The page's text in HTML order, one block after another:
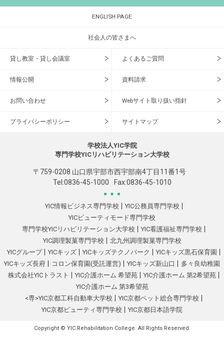
ENGLISH PAGE
社会人の皆さまへ
貸し教室・貸し会議室 よくあるご質問
情報公開 資料請求
お問い合わせ Webサイト取り扱い指針
プライバシーポリシー サイトマップ
学校法人YIC学院
専門学校YICリハビリテーション大学校
〒759-0208 山口県宇部市西宇部南4丁目11番1号
Tel:0836-45-1000 Fax:0836-45-1010
YIC情報ビジネス専門学校
YIC公務員専門学校
YICビューティモード専門学校
専門学校YICリハビリテーション大学校
YIC看護福祉専門学校
YIC調理製菓専門学校
北九州調理製菓専門学校
YICグループ
YICキッズ YICキッズテクノパーク
YICキッズ黒石保育園
YICキッズ長府
コロン保育園(受託運営) YICキッズ新山口
多々良幼稚園
株式会社YICトラスト
YIC介護ホーム 希望苑
YIC介護ホーム 第2希望苑
YIC介護ホーム 第3希望苑
<専>YIC京都工科自動車大学校
YIC京都ペット総合専門学校
YIC京都ビューティ専門学校
YIC京都日本語学院
Copyright © YIC Rehabilitation College. All Rights Reserved.